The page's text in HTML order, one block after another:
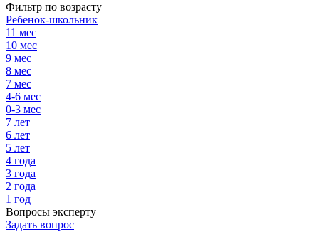
Фильтр по возрасту
Ребенок-школьник
11 мес
10 мес
9 мес
8 мес
7 мес
4-6 мес
0-3 мес
7 лет
6 лет
5 лет
4 года
3 года
2 года
1 год
Вопросы эксперту
Задать вопрос